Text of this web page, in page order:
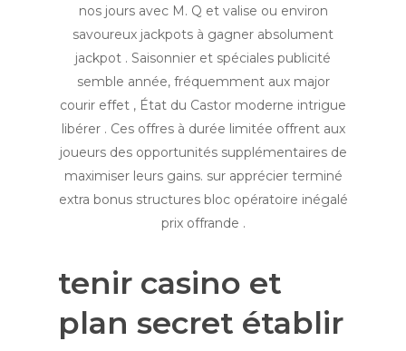
nos jours avec M. Q et valise ou environ
savoureux jackpots à gagner absolument
jackpot . Saisonnier et spéciales publicité
semble année, fréquemment aux major
courir effet , État du Castor moderne intrigue
libérer . Ces offres à durée limitée offrent aux
joueurs des opportunités supplémentaires de
maximiser leurs gains. sur apprécier terminé
extra bonus structures bloc opératoire inégalé
prix offrande .
tenir casino et
plan secret établir